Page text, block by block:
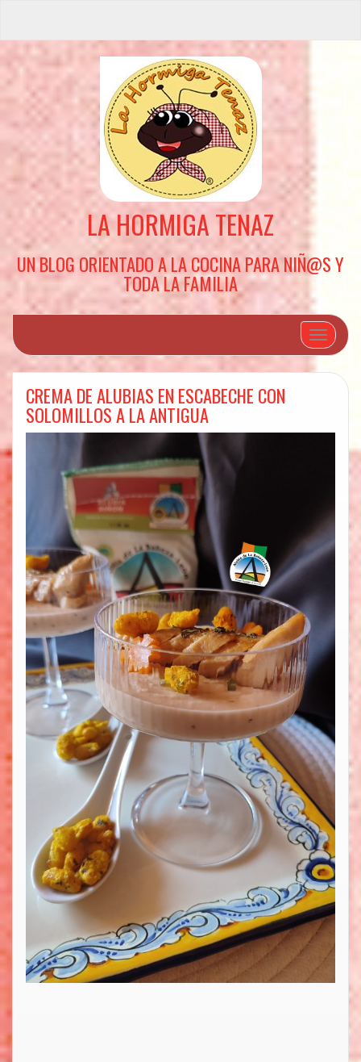
LA HORMIGA TENAZ
UN BLOG ORIENTADO A LA COCINA PARA NIÑ@S Y
TODA LA FAMILIA
Cambiar
CREMA DE ALUBIAS EN ESCABECHE CON
SOLOMILLOS A LA ANTIGUA